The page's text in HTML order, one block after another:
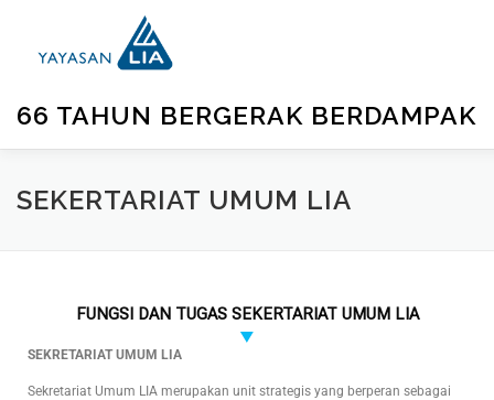
66 TAHUN BERGERAK BERDAMPAK
BERANDA TENTANG KAMI UNIT KEGIATAN
SEKERTARIAT UMUM LIA
FUNGSI DAN TUGAS SEKERTARIAT UMUM LIA
SEKRETARIAT UMUM LIA
Sekretariat Umum LIA merupakan unit strategis yang berperan sebagai